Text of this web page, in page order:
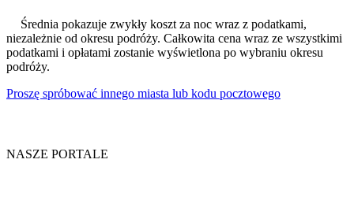
Średnia pokazuje zwykły koszt za noc wraz z podatkami,
niezależnie od okresu podróży. Całkowita cena wraz ze wszystkimi
podatkami i opłatami zostanie wyświetlona po wybraniu okresu
podróży.
Proszę spróbować innego miasta lub kodu pocztowego
NASZE PORTALE